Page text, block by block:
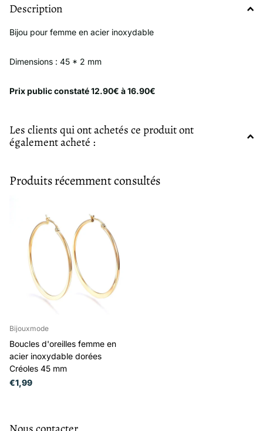
Description
Bijou pour femme en acier inoxydable
Dimensions : 45 * 2 mm
Prix public constaté 12.90€ à 16.90€
Les clients qui ont achetés ce produit ont
également acheté :
Produits récemment consultés
Bijouxmode
Boucles d'oreilles femme en
acier inoxydable dorées
Créoles 45 mm
€1,99